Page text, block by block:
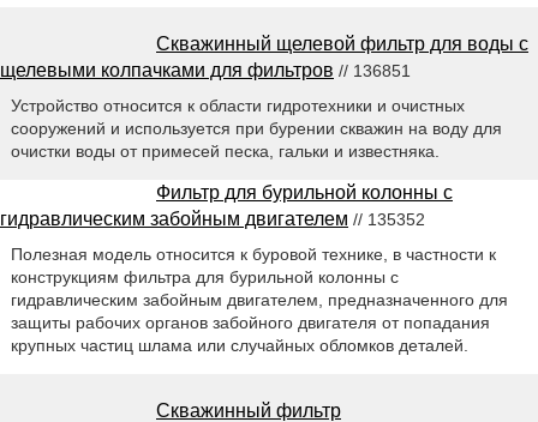
Скважинный щелевой фильтр для воды с
щелевыми колпачками для фильтров // 136851
Устройство относится к области гидротехники и очистных
сооружений и используется при бурении скважин на воду для
очистки воды от примесей песка, гальки и известняка.
Фильтр для бурильной колонны с
гидравлическим забойным двигателем // 135352
Полезная модель относится к буровой технике, в частности к
конструкциям фильтра для бурильной колонны с
гидравлическим забойным двигателем, предназначенного для
защиты рабочих органов забойного двигателя от попадания
крупных частиц шлама или случайных обломков деталей.
Скважинный фильтр